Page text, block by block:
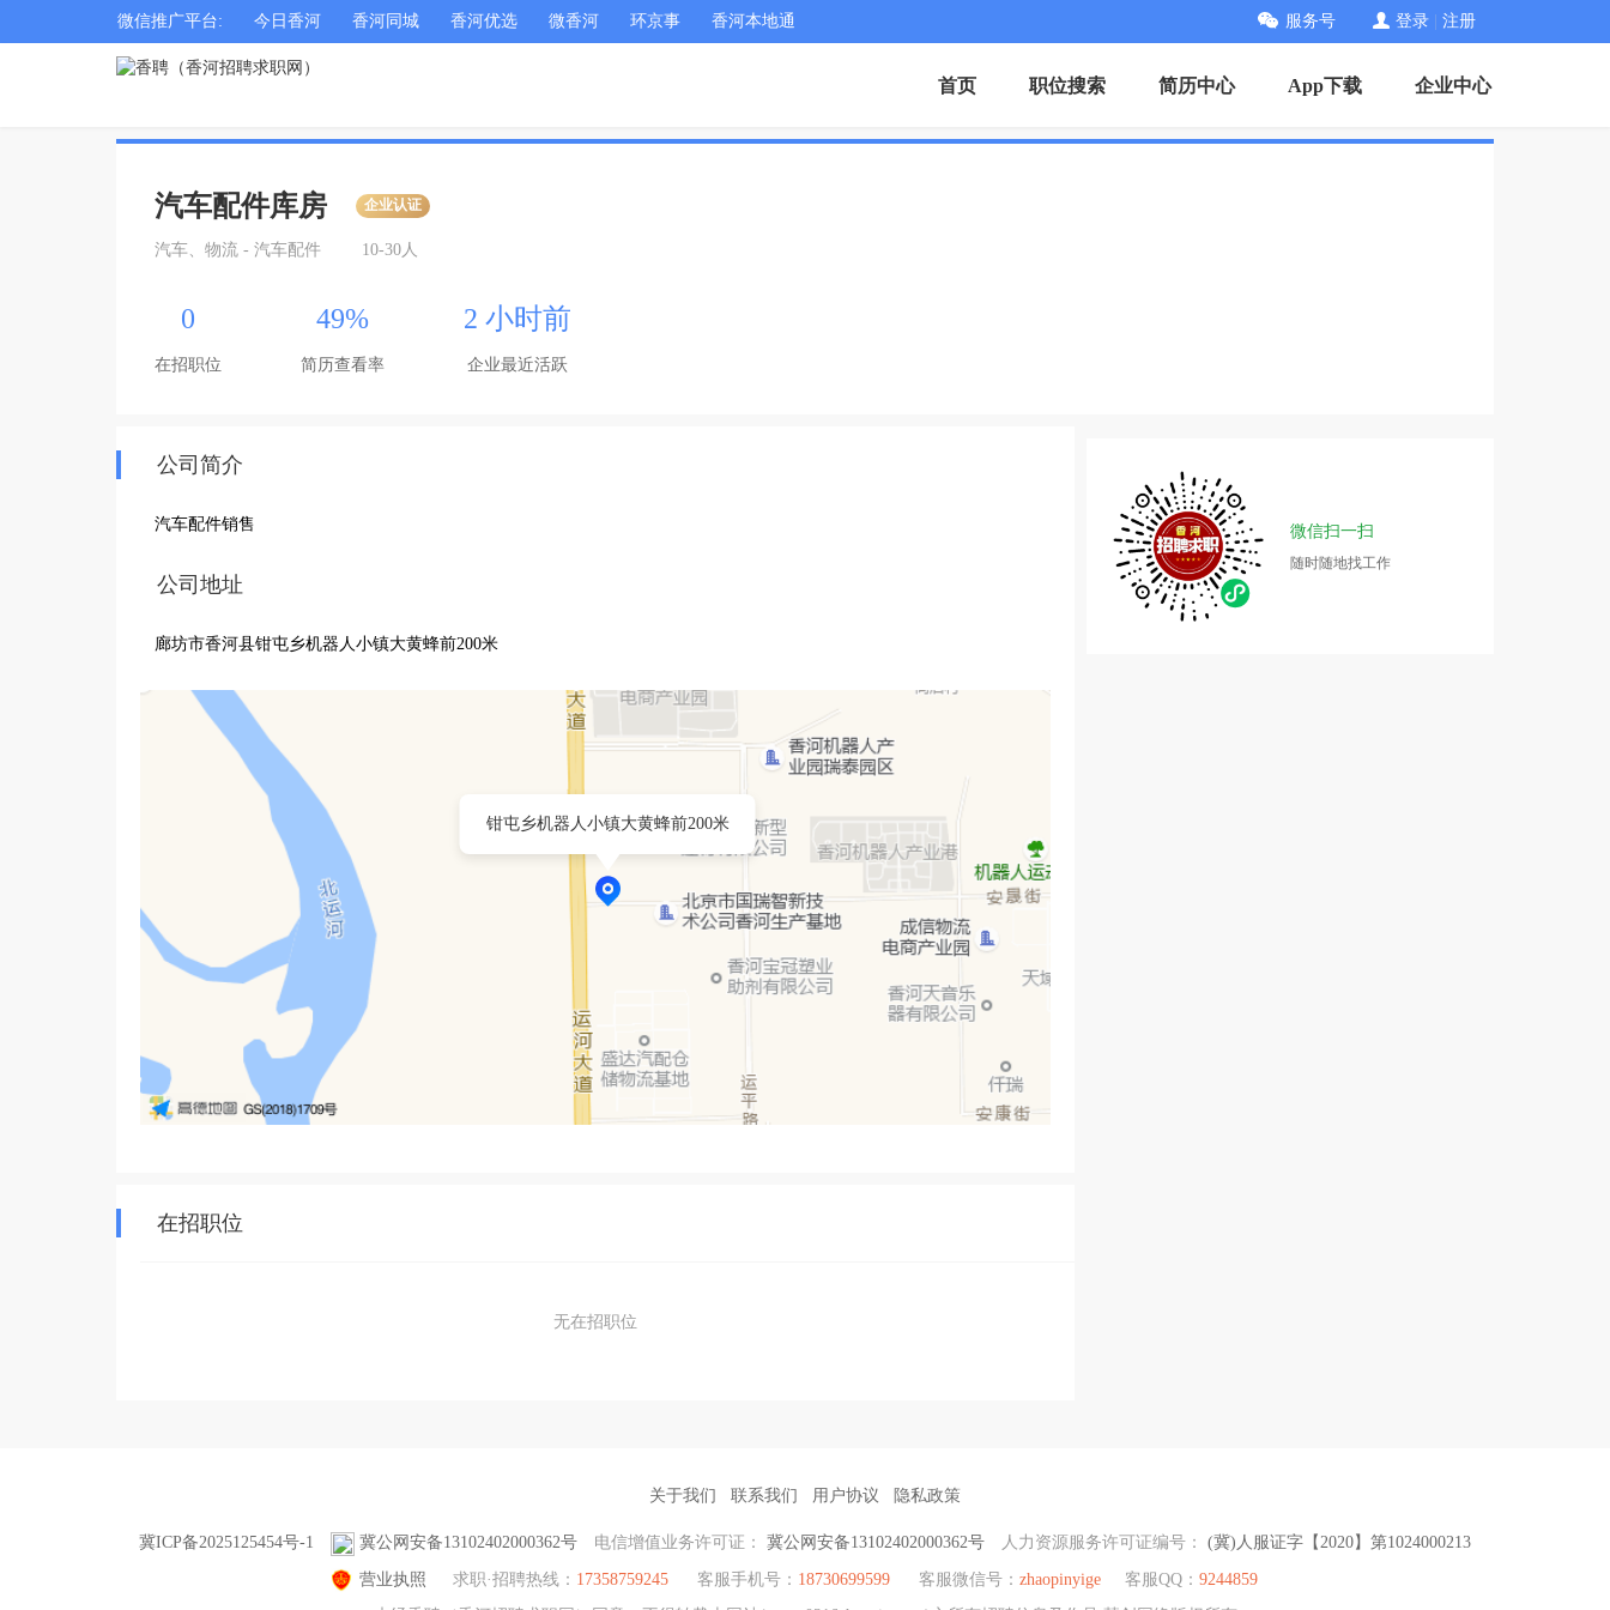
微信推广平台: 今日香河 香河同城 香河优选 微香河 环京事 香河本地通 服务号 登录 注册
首页 职位搜索 简历中心 App下载 企业中心
汽车配件库房 企业认证
汽车、物流 - 汽车配件 10-30人
0
在招职位
49%
简历查看率
2 小时前
企业最近活跃
公司简介
汽车配件销售
公司地址
廊坊市香河县钳屯乡机器人小镇大黄蜂前200米
钳屯乡机器人小镇大黄蜂前200米
在招职位
无在招职位
微信扫一扫
随时随地找工作
关于我们 联系我们 用户协议 隐私政策
冀ICP备2025125454号-1 冀公网安备13102402000362号 电信增值业务许可证： 冀公网安备13102402000362号 人力资源服务许可证编号： (冀)人服证字【2020】第1024000213
营业执照 求职·招聘热线： 17358759245 客服手机号： 18730699599 客服微信号： zhaopinyige 客服QQ： 9244859